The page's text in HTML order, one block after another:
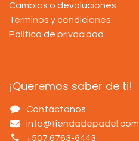
Cambios o devoluciones
Términos y condiciones
Política de privacidad
¡Queremos saber de ti!
Contáctanos
info@tiendadepadel.com
+507 6763-6443